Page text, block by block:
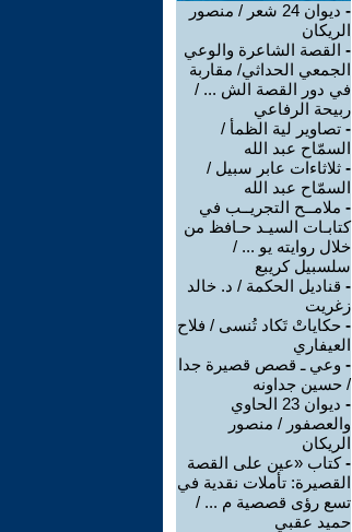
-
ديوان 24 شعر / منصور
الريكان
- القصة الشاعرة والوعي
الجمعي الحداثي/ مقاربة
في دور القصة الش ... /
ربيحة الرفاعي
- تصاوير لية الظمأ /
السمّاح عبد الله
- ثلاثاءات عابر سبيل /
السمّاح عبد الله
- ملامــح التجريــب في
كتابـات السيـد حـافظ من
خلال روايته يو ... /
سلسبيل كريبع
- قناديل الحكمة / د. خالد
زغريت
- حكاياتْ تَكاد تُنسى / فلاح
العيفاري
- وعي ـ قصص قصيرة جدا
/ حسين جداونه
-
ديوان 23 الحاوي
والعصفور / منصور
الريكان
-كتاب «عين على القصة
القصيرة: تأملات نقدية في
تسع رؤى قصصية م ... /
حميد عقبي